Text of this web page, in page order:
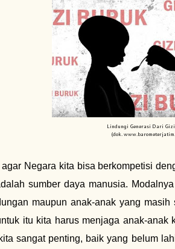
Lindungi Generasi Dari
(dok.
agar Negara kita bisa berkompetisi
sumber daya manusia.
maupun anak-anak yang
itu kita harus menjaga anak-anak
sangat penting, baik yang belum